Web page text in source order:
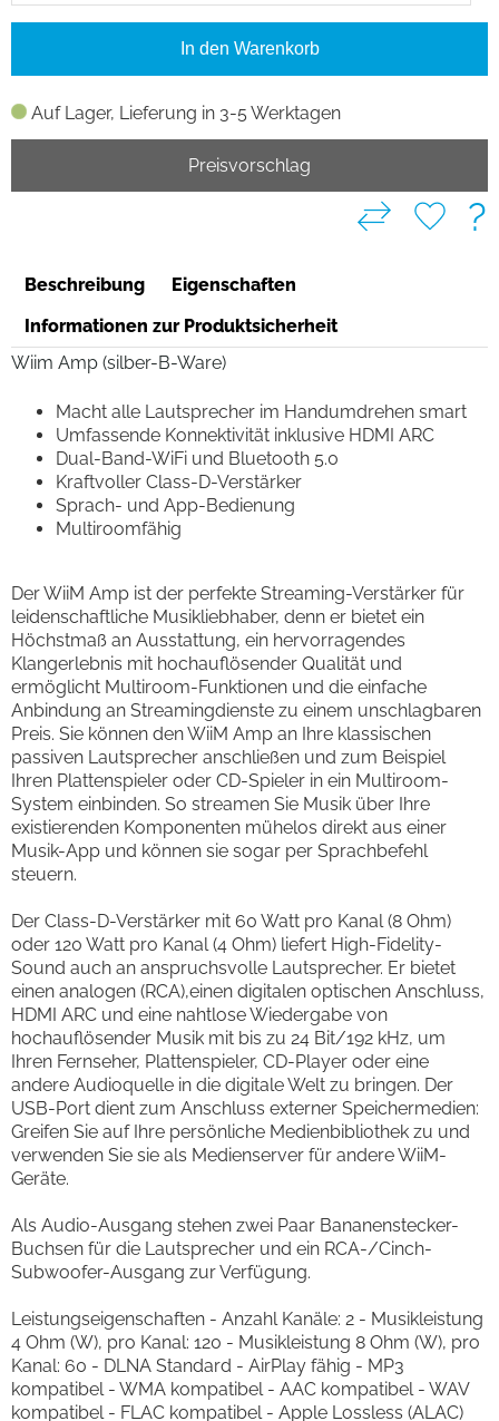
Auf Lager, Lieferung in 3-5 Werktagen
In den Warenkorb
Preisvorschlag
?
Beschreibung
Eigenschaften
Informationen zur Produktsicherheit
Wiim Amp (silber-B-Ware)
Macht alle Lautsprecher im Handumdrehen smart
Umfassende Konnektivität inklusive HDMI ARC
Dual-Band-WiFi und Bluetooth 5.0
Kraftvoller Class-D-Verstärker
Sprach- und App-Bedienung
Multiroomfähig
Der WiiM Amp ist der perfekte Streaming-Verstärker für
leidenschaftliche Musikliebhaber, denn er bietet ein
Höchstmaß an Ausstattung, ein hervorragendes
Klangerlebnis mit hochauflösender Qualität und
ermöglicht Multiroom-Funktionen und die einfache
Anbindung an Streamingdienste zu einem unschlagbaren
Preis. Sie können den WiiM Amp an Ihre klassischen
passiven Lautsprecher anschließen und zum Beispiel
Ihren Plattenspieler oder CD-Spieler in ein Multiroom-
System einbinden. So streamen Sie Musik über Ihre
existierenden Komponenten mühelos direkt aus einer
Musik-App und können sie sogar per Sprachbefehl
steuern.
Der Class-D-Verstärker mit 60 Watt pro Kanal (8 Ohm)
oder 120 Watt pro Kanal (4 Ohm) liefert High-Fidelity-
Sound auch an anspruchsvolle Lautsprecher. Er bietet
einen analogen (RCA),einen digitalen optischen Anschluss,
HDMI ARC und eine nahtlose Wiedergabe von
hochauflösender Musik mit bis zu 24 Bit/192 kHz, um
Ihren Fernseher, Plattenspieler, CD-Player oder eine
andere Audioquelle in die digitale Welt zu bringen. Der
USB-Port dient zum Anschluss externer Speichermedien:
Greifen Sie auf Ihre persönliche Medienbibliothek zu und
verwenden Sie sie als Medienserver für andere WiiM-
Geräte.
Als Audio-Ausgang stehen zwei Paar Bananenstecker-
Buchsen für die Lautsprecher und ein RCA-/Cinch-
Subwoofer-Ausgang zur Verfügung.
Leistungseigenschaften - Anzahl Kanäle: 2 - Musikleistung
4 Ohm (W), pro Kanal: 120 - Musikleistung 8 Ohm (W), pro
Kanal: 60 - DLNA Standard - AirPlay fähig - MP3
kompatibel - WMA kompatibel - AAC kompatibel - WAV
kompatibel - FLAC kompatibel - Apple Lossless (ALAC)